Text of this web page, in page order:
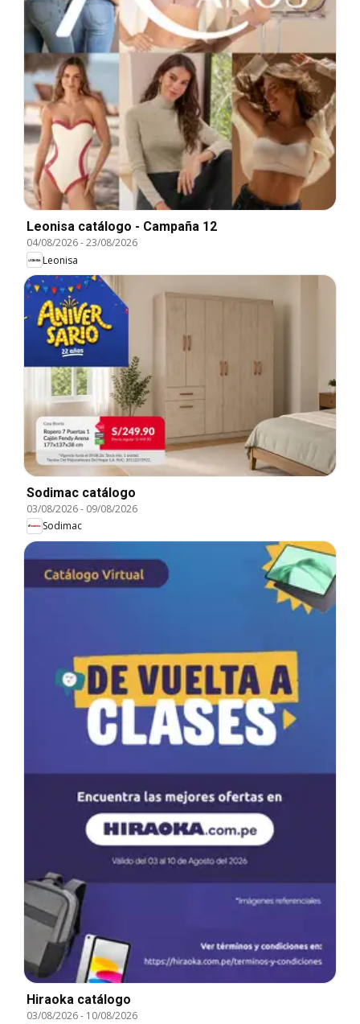
Leonisa catálogo - Campaña 12
04/08/2026-23/08/2026
Leonisa
Sodimac catálogo
03/08/2026- 09/08/2026
Sodimac
Hiraoka catálogo
03/08/2026- 10/08/2026